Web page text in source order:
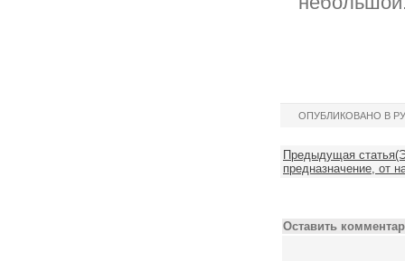
ОПУБЛИКОВАНО В
Предыдущая
предназначение, от
Оставить